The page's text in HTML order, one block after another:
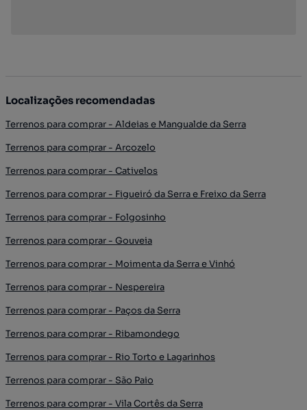
Localizações recomendadas
Terrenos para comprar - Aldeias e Mangualde da Serra
Terrenos para comprar - Arcozelo
Terrenos para comprar - Cativelos
Terrenos para comprar - Figueiró da Serra e Freixo da Serra
Terrenos para comprar - Folgosinho
Terrenos para comprar - Gouveia
Terrenos para comprar - Moimenta da Serra e Vinhó
Terrenos para comprar - Nespereira
Terrenos para comprar - Paços da Serra
Terrenos para comprar - Ribamondego
Terrenos para comprar - Rio Torto e Lagarinhos
Terrenos para comprar - São Paio
Terrenos para comprar - Vila Cortês da Serra